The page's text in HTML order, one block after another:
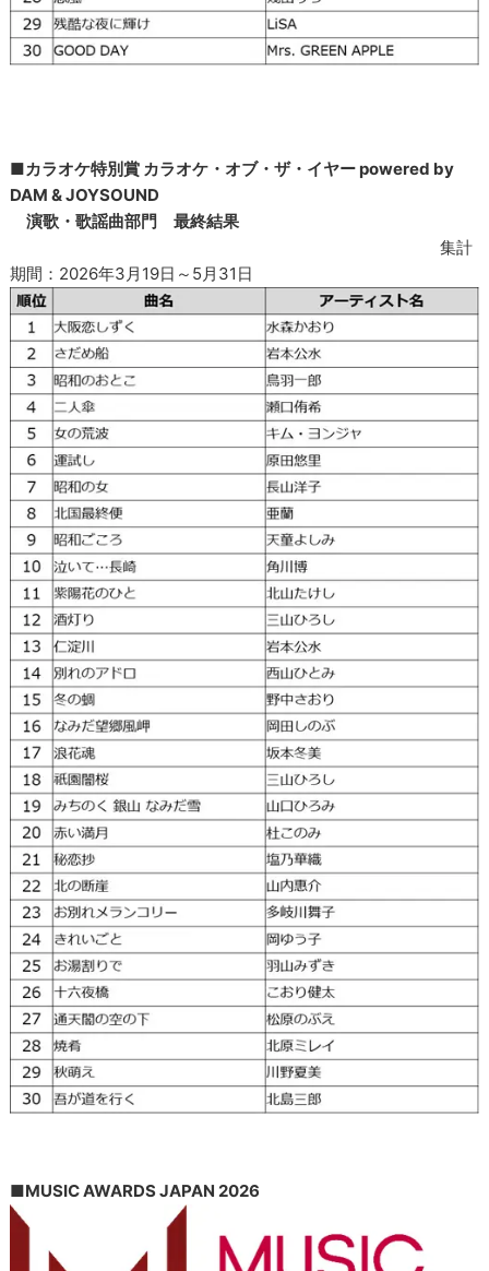
■カラオケ特別賞 カラオケ・オブ・ザ・イヤー powered by
DAM & JOYSOUND
演歌・歌謡曲部門 最終結果
集計
期間：2026年3月19日～5月31日
■MUSIC AWARDS JAPAN 2026